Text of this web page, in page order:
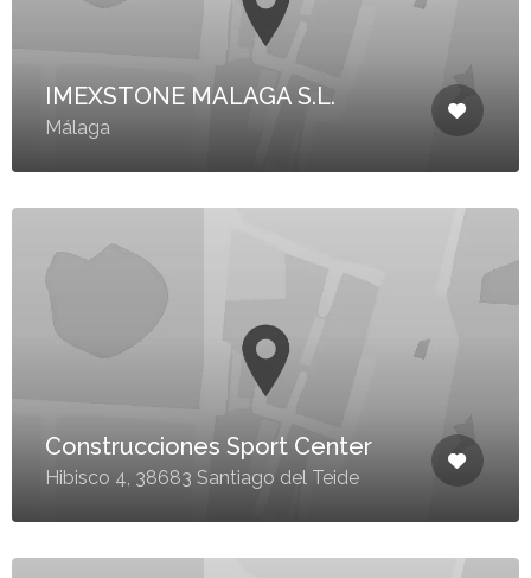
IMEXSTONE MALAGA S.L.
Málaga
Construcciones Sport Center
Hibisco 4, 38683 Santiago del Teide